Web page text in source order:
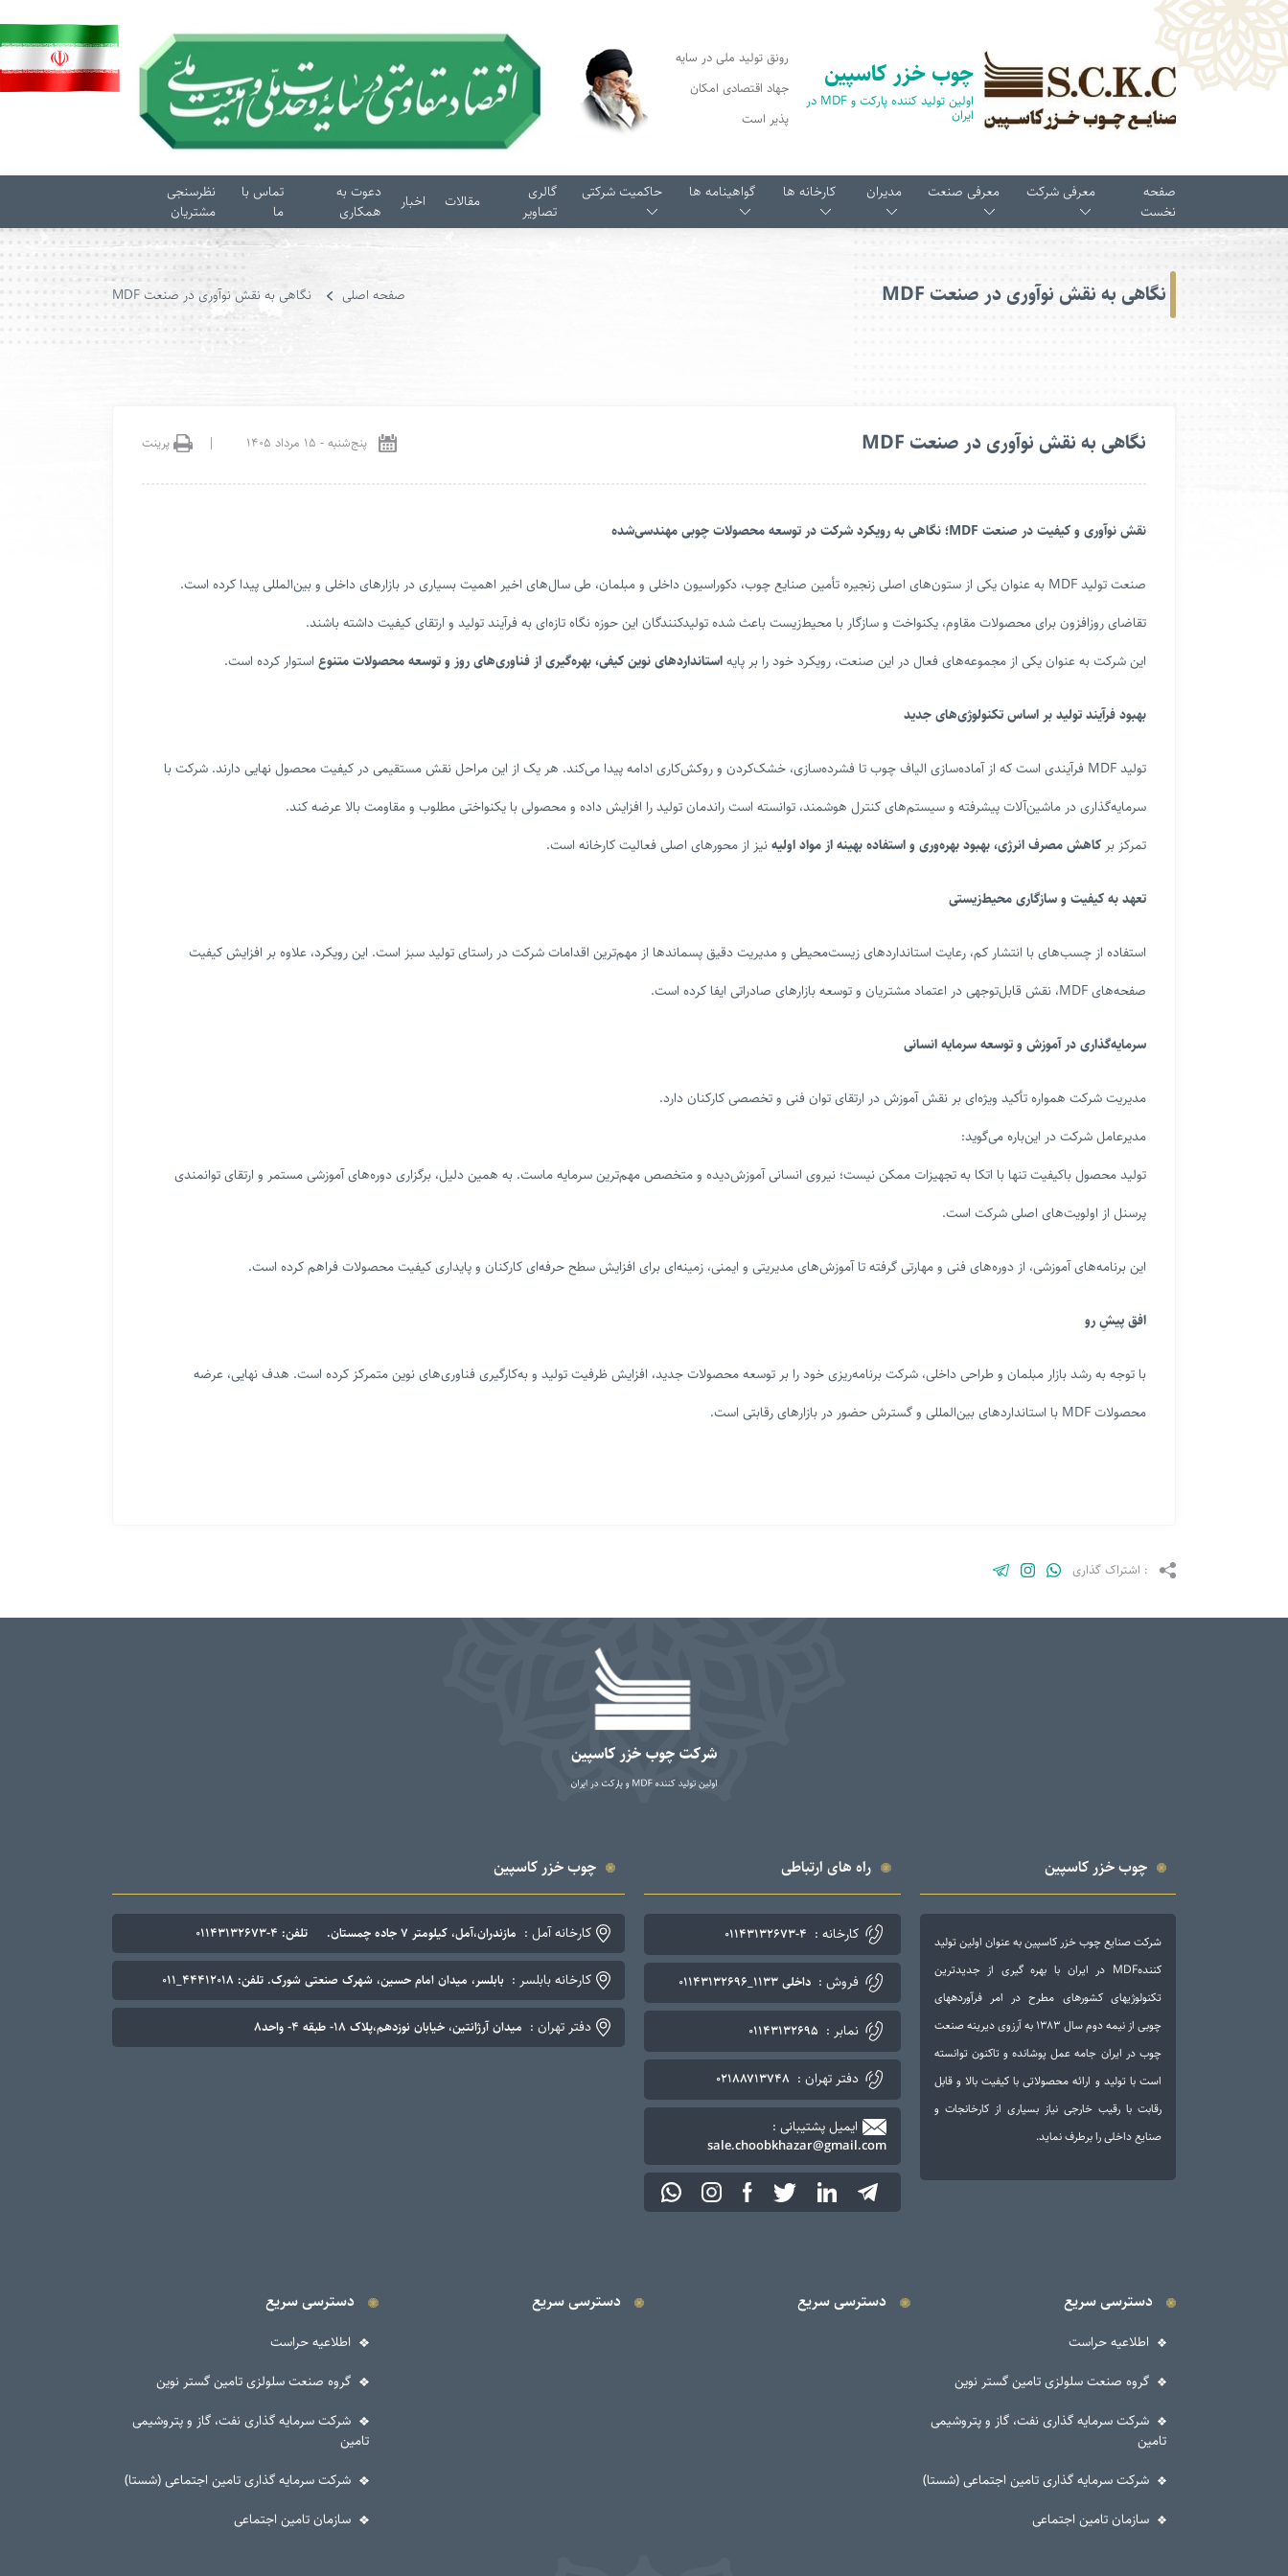
چوب خزر کاسپین
اولین تولید کننده پارکت و MDF در
ایران
رونق تولید ملی در سایه
جهاد اقتصادی امکان
پذیر است
صفحه
نخست
معرفی شرکت معرفی صنعت مدیران کارخانه ها گواهینامه ها حاکمیت شرکتی
گالری
تصاویر
مقالات اخبار
دعوت به
همکاری
تماس با
ما
نظرسنجی
مشتریان
نگاهی به نقش نوآوری در صنعت MDF صفحه اصلی نگاهی به نقش نوآوری در صنعت MDF
نگاهی به نقش نوآوری در صنعت MDF پنج‌شنبه- ۱۵ مرداد ۱۴۰۵ |
نقش نوآوری و کیفیت در صنعت ؛ نگاهی به رویکرد شرکت در توسعه محصولات چوبی مهندسی‌شده
صنعت تولید MDF به عنوان یکی از ستون‌های اصلی زنجیره تأمین صنایع چوب، دکوراسیون داخلی و مبلمان، طی سال‌های اخیر اهمیت بسیاری در بازارهای داخلی و بین‌المللی پیدا کرده است.
تقاضای روزافزون برای محصولات مقاوم، یکنواخت و سازگار با محیط‌زیست باعث شده تولیدکنندگان این حوزه نگاه تازه‌ای به فرآیند تولید و ارتقای کیفیت داشته باشند.
این شرکت به عنوان یکی از مجموعه‌های فعال در این صنعت، رویکرد خود را بر پایهاستانداردهای نوین کیفی، بهره‌گیری از فناوری‌های روز و توسعه محصولات متنوع استوار کرده است.
بهبود فرآیند تولید بر اساس تکنولوژی‌های جدید
تولید MDF فرآیندی است که از آماده‌سازی الیاف چوب تا فشرده‌سازی، خشک‌کردن و روکش‌کاری ادامه پیدا می‌کند. هر یک از این مراحل نقش مستقیمی در کیفیت محصول نهایی دارند. شرکت با
سرمایه‌گذاری در ماشین‌آلات پیشرفته و سیستم‌های کنترل هوشمند، توانسته است راندمان تولید را افزایش داده و محصولی با یکنواختی مطلوب و مقاومت بالا عرضه کند.
تمرکز بر کاهش مصرف انرژی، بهبود بهره‌وری و استفاده بهینه از مواد اولیهنیز از محورهای اصلی فعالیت کارخانه است.
تعهد به کیفیت و سازگاری محیط‌زیستی
استفاده از چسب‌های با انتشار کم، رعایت استانداردهای زیست‌محیطی و مدیریت دقیق پسماندها از مهم‌ترین اقدامات شرکت در راستای تولید سبز است. این رویکرد، علاوه بر افزایش کیفیت
صفحه‌های MDF، نقش قابل‌توجهی در اعتماد مشتریان و توسعه بازارهای صادراتی ایفا کرده است.
سرمایه‌گذاری در آموزش و توسعه سرمایه انسانی
مدیریت شرکت همواره تأکید ویژه‌ای بر نقش آموزش در ارتقای توان فنی و تخصصی کارکنان دارد.
مدیرعامل شرکت در این‌باره می‌گوید:
تولید محصول باکیفیت تنها با اتکا به تجهیزات ممکن نیست؛ نیروی انسانی آموزش‌دیده و متخصص مهم‌ترین سرمایه ماست. به همین دلیل، برگزاری دوره‌های آموزشی مستمر و ارتقای توانمندی
پرسنل از اولویت‌های اصلی شرکت است.
این برنامه‌های آموزشی، از دوره‌های فنی و مهارتی گرفته تا آموزش‌های مدیریتی و ایمنی، زمینه‌ای برای افزایش سطح حرفه‌ای کارکنان و پایداری کیفیت محصولات فراهم کرده است.
افق پیشِ رو
با توجه به رشد بازار مبلمان و طراحی داخلی، شرکت برنامه‌ریزی خود را بر توسعه محصولات جدید، افزایش ظرفیت تولید و به‌کارگیری فناوری‌های نوین متمرکز کرده است. هدف نهایی، عرضه
محصولات MDF با استانداردهای بین‌المللی و گسترش حضور در بازارهای رقابتی است.
: اشتراک گذاری
چوب خزر کاسپین
شرکت صنایع چوب خزر کاسپین به عنوان اولین تولید
کنندهMDF در ایران با بهره گیری از جدیدترین
تکنولوژی­های کشورهای مطرح در امر فرآورده­های
چوبی از نیمه دوم سال ۱۳۸۳ به آرزوی دیرینه صنعت
چوب در ایران جامه عمل پوشانده و تاکنون توانسته
است با تولید و ارائه محصولاتی با کیفیت بالا و قابل
رقابت با رقیب خارجی نیاز بسیاری از کارخانجات و
صنایع داخلی را برطرف نماید.
راه های ارتباطی
کارخانه : ۰۱۱۴۳۱۳۲۶۷۳-۴
فروش : داخلی ۱۱۳۳_۰۱۱۴۳۱۳۲۶۹۶
نمابر : ۰۱۱۴۳۱۳۲۶۹۵
دفتر تهران : ۰۲۱۸۸۷۱۳۷۴۸
ایمیل پشتیبانی :
sale.choobkhazar@gmail.com
چوب خزر کاسپین
کارخانه آمل : مازندران،آمل، کیلومتر ۷ جاده چمستان. تلفن: ۴-۰۱۱۴۳۱۳۲۶۷۳
کارخانه بابلسر : بابلسر، میدان امام حسین، شهرک صنعتی شورک. تلفن: ۴۴۴۱۲۰۱۸_۰۱۱
دفتر تهران : میدان آرژانتین، خیابان نوزدهم،پلاک ۱۸- طبقه ۴- واحد۸
دسترسی سریع
اطلاعیه حراست
گروه صنعت سلولزی تامین گستر نوین
شرکت سرمایه گذاری نفت، گاز و پتروشیمی
تامین
شرکت سرمایه گذاری تامین اجتماعی (شستا)
سازمان تامین اجتماعی
دسترسی سریع دسترسی سریع دسترسی سریع
اطلاعیه حراست
گروه صنعت سلولزی تامین گستر نوین
شرکت سرمایه گذاری نفت، گاز و پتروشیمی
تامین
شرکت سرمایه گذاری تامین اجتماعی (شستا)
سازمان تامین اجتماعی